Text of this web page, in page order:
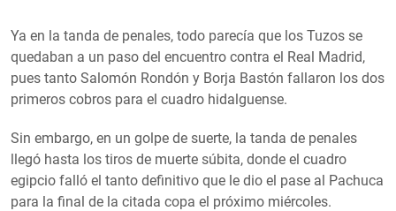
Ya en la tanda de penales, todo parecía que los Tuzos se
quedaban a un paso del encuentro contra el Real Madrid,
pues tanto Salomón Rondón y Borja Bastón fallaron los dos
primeros cobros para el cuadro hidalguense.
Sin embargo, en un golpe de suerte, la tanda de penales
llegó hasta los tiros de muerte súbita, donde el cuadro
egipcio falló el tanto definitivo que le dio el pase al Pachuca
para la final de la citada copa el próximo miércoles.